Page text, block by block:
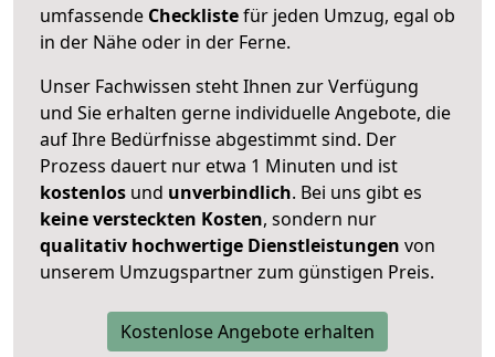
umfassende Checklistefür jeden Umzug, egal ob
in der Nähe oder in der Ferne.
Unser Fachwissen steht Ihnen zur Verfügung
und Sie erhalten gerne individuelle Angebote, die
auf Ihre Bedürfnisse abgestimmt sind. Der
Prozess dauert nur etwa 1 Minuten und ist
kostenlos und unverbindlich. Bei uns gibt es
keine versteckten Kosten, sondern nur
qualitativ hochwertige Dienstleistungen von
unserem Umzugspartner zum günstigen Preis.
Kostenlose Angebote erhalten